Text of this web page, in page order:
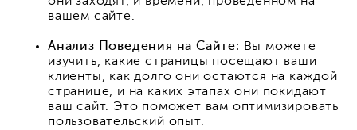
вашем сайте.
Анализ Поведения на Сайте: Вы можете
изучить, какие страницы посещают ваши
клиенты, как долго они остаются на каждой
странице, и на каких этапах они покидают
ваш сайт. Это поможет вам оптимизировать
пользовательский опыт.